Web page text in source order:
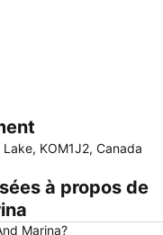
KOM1J2, Canada
à propos de
Marina?